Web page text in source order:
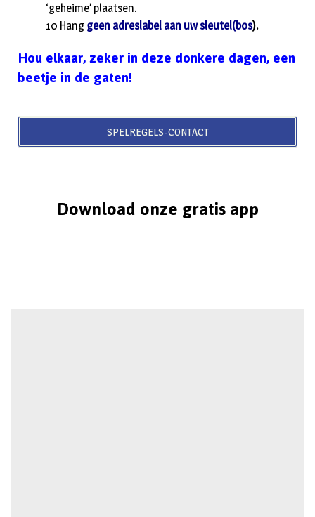
‘geheime’ plaatsen.
10 Hang geen adreslabel aan uw sleutel(bos).
Hou elkaar, zeker in deze donkere dagen, een
beetje in de gaten!
SPELREGELS-CONTACT
Download onze gratis app